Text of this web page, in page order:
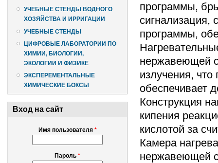
УЧЕБНЫЕ СТЕНДЫ ВОДНОГО
ХОЗЯЙСТВА И ИРРИГАЦИИ
УЧЕБНЫЕ СТЕНДЫ
ЦИФРОВЫЕ ЛАБОРАТОРИИ ПО
ХИМИИ, БИОЛОГИИ,
ЭКОЛОГИИ И ФИЗИКЕ
ЭКСПЕРЕМЕНТАЛЬНЫЕ
ХИМИЧЕСКИЕ БОКСЫ
Вход на сайт
Имя пользователя *
Пароль *
программы,
сигнализация,
программы,
нержавеющей
излучения,
обеспечивает
Конструкция
кипения
кислотой за
Камера
нержавеющей